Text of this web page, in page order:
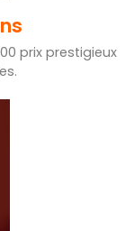
prix prestigieux